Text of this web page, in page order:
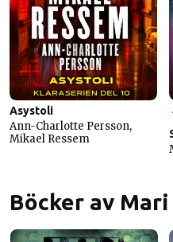
Asystoli
Ann-Charlotte Persson,
Mikael Ressem
Böcker av